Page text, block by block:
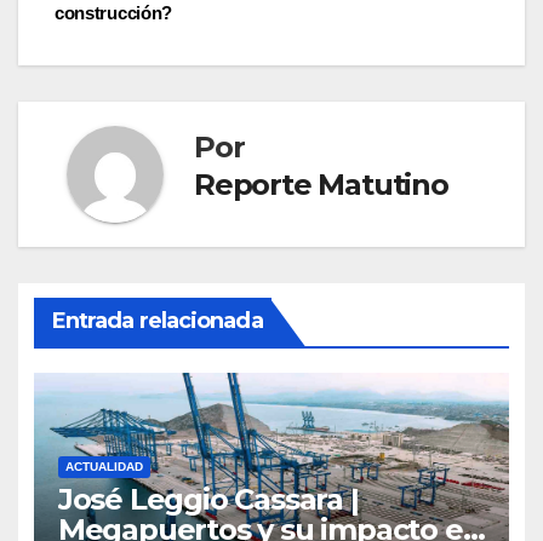
construcción?
Por
Reporte Matutino
Entrada relacionada
ACTUALIDAD
José Leggio Cassara |
Megapuertos y su impacto en